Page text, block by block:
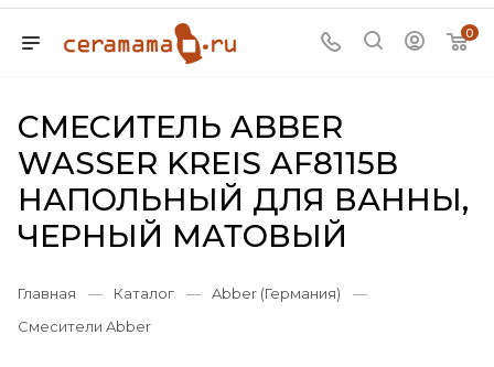
0
СМЕСИТЕЛЬ ABBER
WASSER KREIS AF8115B
НАПОЛЬНЫЙ ДЛЯ ВАННЫ,
ЧЕРНЫЙ МАТОВЫЙ
Главная — Каталог — Abber (Германия)
—
Смесители Abber